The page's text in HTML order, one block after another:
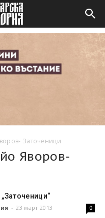
Заточеници
Яворов-
- 23 март 2013 0